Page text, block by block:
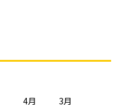
4月
3月